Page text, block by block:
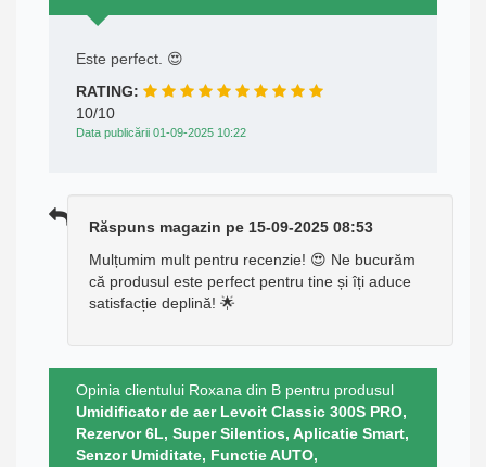
Este perfect. 😍
RATING:
10/10
Data publicării 01-09-2025 10:22
Răspuns magazin pe 15-09-2025 08:53
Mulțumim mult pentru recenzie! 😍 Ne bucurăm
că produsul este perfect pentru tine și îți aduce
satisfacție deplină! 🌟
Opinia clientului Roxana din B pentru produsul
Umidificator de aer Levoit Classic 300S PRO,
Rezervor 6L, Super Silentios, Aplicatie Smart,
Senzor Umiditate, Functie AUTO,